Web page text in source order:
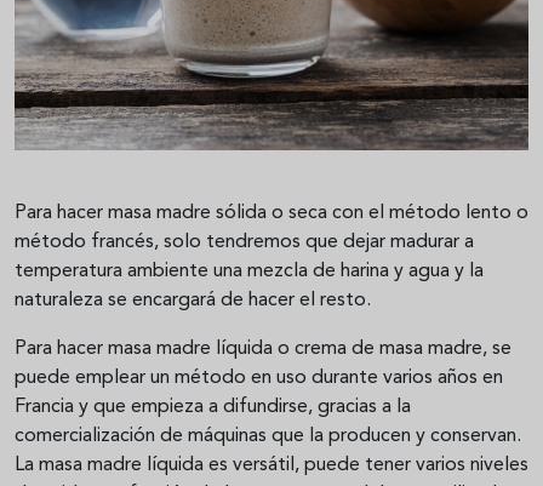
Para hacer masa madre sólida o seca con el método lento o
método francés, solo tendremos que dejar madurar a
temperatura ambiente una mezcla de harina y agua y la
naturaleza se encargará de hacer el resto.
Para hacer masa madre líquida o crema de masa madre, se
puede emplear un método en uso durante varios años en
Francia y que empieza a difundirse, gracias a la
comercialización de máquinas que la producen y conservan.
La masa madre líquida es versátil, puede tener varios niveles